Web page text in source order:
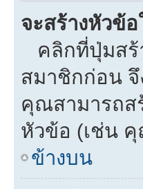
จะสร้างหัวข้
คลิกที่ปุ่มสร้
สมาชิกก่อน
คุณสามารถส
หัวข้อ (เช่น
ข้างบน